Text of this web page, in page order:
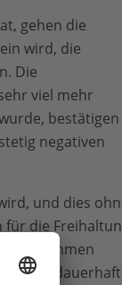
gehen die
wird, die
Die
viel mehr
bestätigen
negativen
und dies
für die
zunehmen